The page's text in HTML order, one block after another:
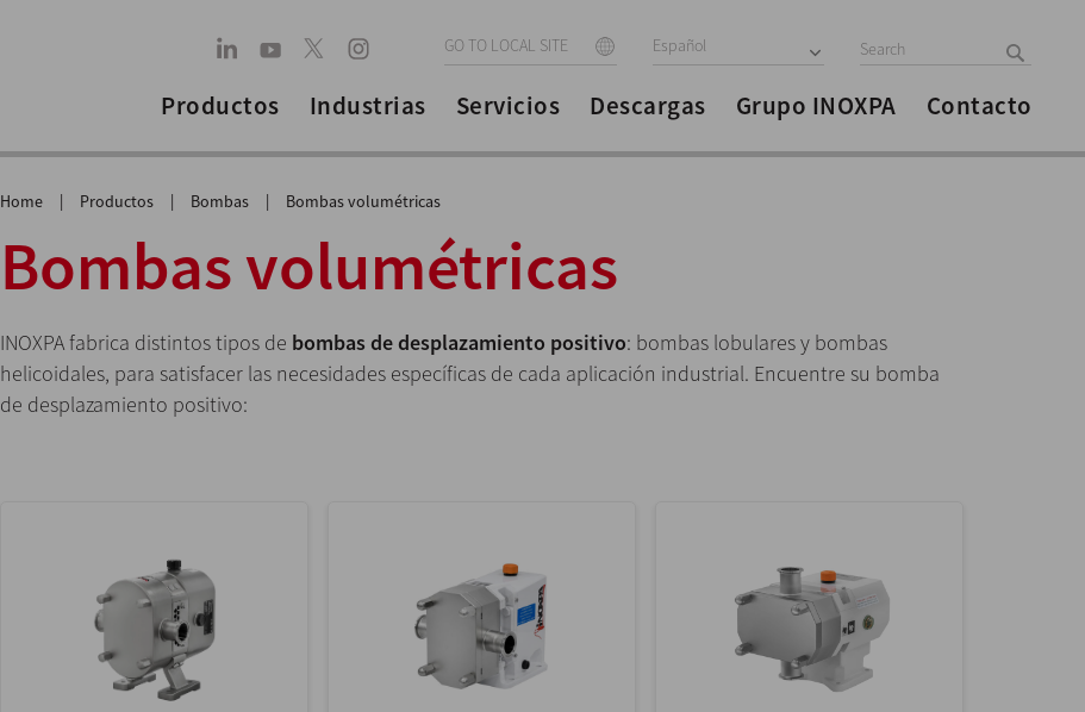
GO TO LOCAL SITE Español
Productos Industrias Servicios Descargas Grupo INOXPA Contacto
Home | Productos | Bombas | Bombas volumétricas
Bombas volumétricas
INOXPA fabrica distintos tipos de bombas de desplazamiento positivo: bombas lobulares y bombas
helicoidales, para satisfacer las necesidades específicas de cada aplicación industrial. Encuentre su bomba
de desplazamiento positivo: